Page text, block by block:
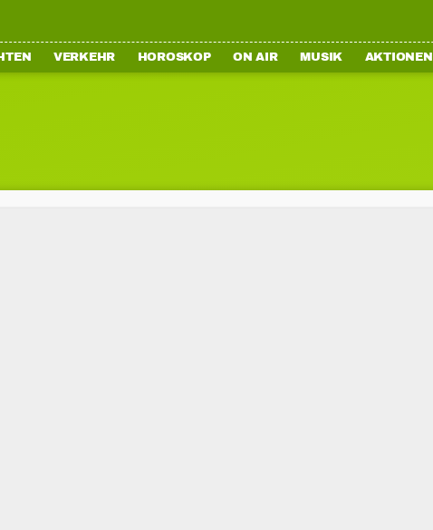
VERKEHR HOROSKOP ON AIR MUSIK AKTIONEN